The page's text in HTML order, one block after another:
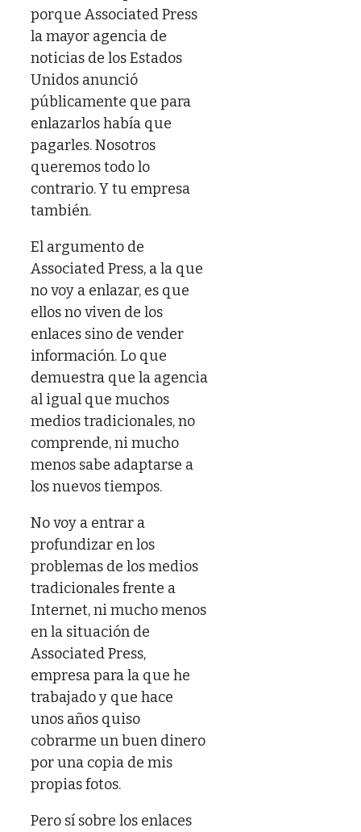
porque Associated Press
la mayor agencia de
noticias de los Estados
Unidos anunció
públicamente que para
enlazarlos había que
pagarles. Nosotros
queremos todo lo
contrario. Y tu empresa
también.
El argumento de
Associated Press, a la que
no voy a enlazar, es que
ellos no viven de los
enlaces sino de vender
información. Lo que
demuestra que la agencia
al igual que muchos
medios tradicionales, no
comprende, ni mucho
menos sabe adaptarse a
los nuevos tiempos.
No voy a entrar a
profundizar en los
problemas de los medios
tradicionales frente a
Internet, ni mucho menos
en la situación de
Associated Press,
empresa para la que he
trabajado y que hace
unos años quiso
cobrarme un buen dinero
por una copia de mis
propias fotos.
Pero sí sobre los enlaces